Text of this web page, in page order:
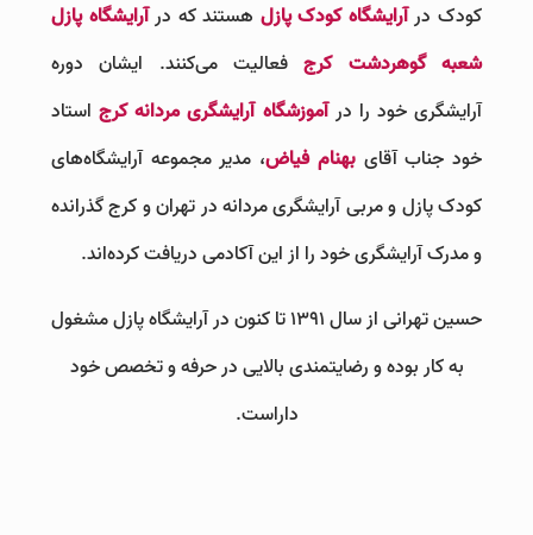
کودک درآرایشگاه کودک پازل هستند که درآرایشگاه پازل
شعبه گوهردشت کرجفعالیت می‌کنند. ایشان دوره
آرایشگری خود را درآموزشگاه آرایشگری مردانه کرجاستاد
خود جناب آقایبهنام فیاض، مدیر مجموعه آرایشگاه‌های
کودک پازل و مربی آرایشگری مردانه در تهران و کرج گذرانده
و مدرک آرایشگری خود را از این آکادمی دریافت کرده‌اند.
حسین تهرانی از سال 1391 تا کنون در آرایشگاه پازل مشغول
به کار بوده و رضایتمندی بالایی در حرفه و تخصص خود
داراست.